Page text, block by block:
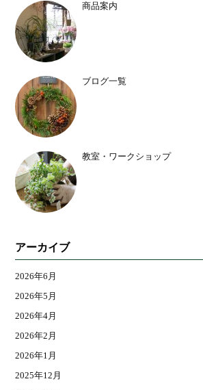
商品案内
ブログ一覧
教室・ワークショップ
アーカイブ
2026年6月
2026年5月
2026年4月
2026年2月
2026年1月
2025年12月